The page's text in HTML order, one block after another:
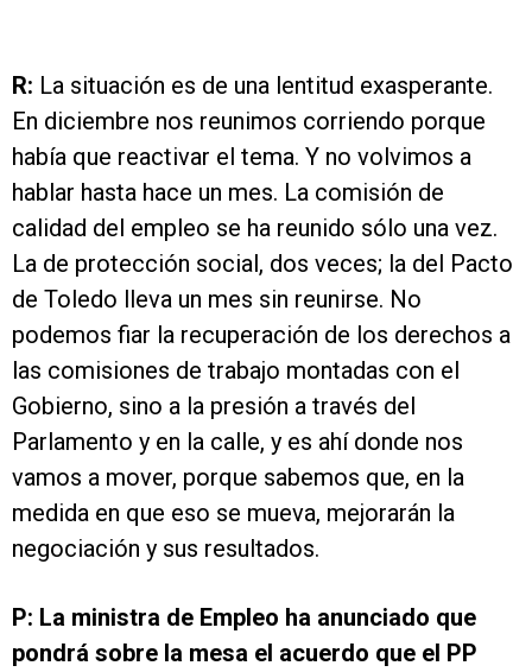
R: La situación es de una lentitud exasperante.
En diciembre nos reunimos corriendo porque
había que reactivar el tema. Y no volvimos a
hablar hasta hace un mes. La comisión de
calidad del empleo se ha reunido sólo una vez.
La de protección social, dos veces; la del Pacto
de Toledo lleva un mes sin reunirse. No
podemos fiar la recuperación de los derechos a
las comisiones de trabajo montadas con el
Gobierno, sino a la presión a través del
Parlamento y en la calle, y es ahí donde nos
vamos a mover, porque sabemos que, en la
medida en que eso se mueva, mejorarán la
negociación y sus resultados.
P: La ministra de Empleo ha anunciado que
pondrá sobre la mesa el acuerdo que el PP